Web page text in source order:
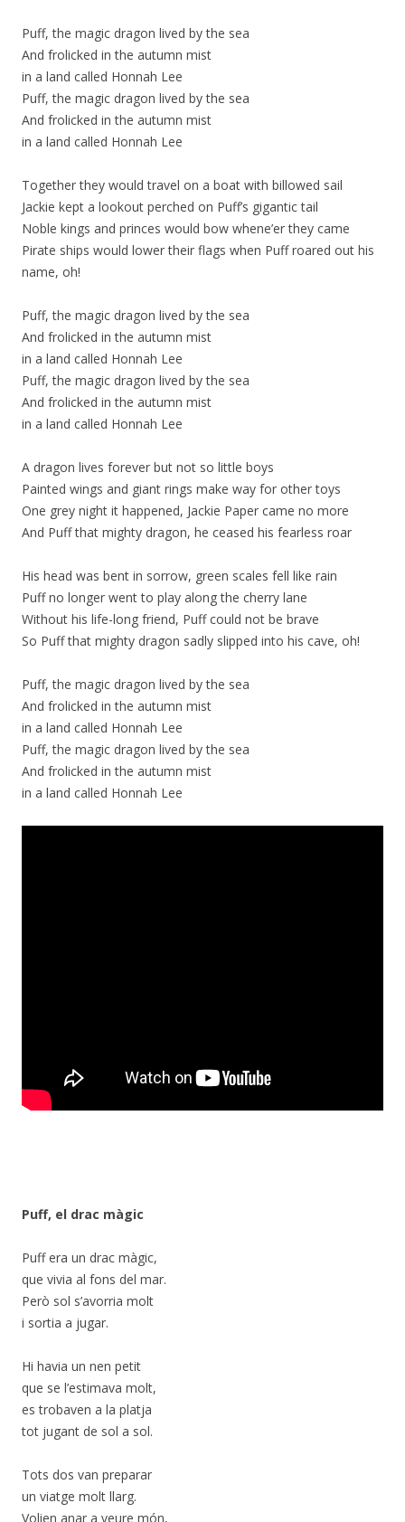
Puff, the magic dragon lived by the sea
And frolicked in the autumn mist
in a land called Honnah Lee
Puff, the magic dragon lived by the sea
And frolicked in the autumn mist
in a land called Honnah Lee
Together they would travel on a boat with billowed sail
Jackie kept a lookout perched on Puff’s gigantic tail
Noble kings and princes would bow whene’er they came
Pirate ships would lower their flags when Puff roared out his
name, oh!
Puff, the magic dragon lived by the sea
And frolicked in the autumn mist
in a land called Honnah Lee
Puff, the magic dragon lived by the sea
And frolicked in the autumn mist
in a land called Honnah Lee
A dragon lives forever but not so little boys
Painted wings and giant rings make way for other toys
One grey night it happened, Jackie Paper came no more
And Puff that mighty dragon, he ceased his fearless roar
His head was bent in sorrow, green scales fell like rain
Puff no longer went to play along the cherry lane
Without his life-long friend, Puff could not be brave
So Puff that mighty dragon sadly slipped into his cave, oh!
Puff, the magic dragon lived by the sea
And frolicked in the autumn mist
in a land called Honnah Lee
Puff, the magic dragon lived by the sea
And frolicked in the autumn mist
in a land called Honnah Lee
Puff, el drac màgic
Puff era un drac màgic,
que vivia al fons del mar.
Però sol s’avorria molt
i sortia a jugar.
Hi havia un nen petit
que se l’estimava molt,
es trobaven a la platja
tot jugant de sol a sol.
Tots dos van preparar
un viatge molt llarg.
Volien anar a veure món,